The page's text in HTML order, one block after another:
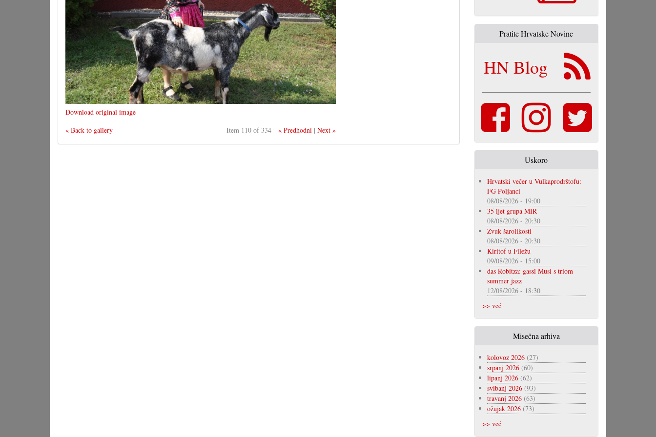
Download original image
« Back to gallery
Item 110 of 334 « Predhodni |Next »
Pratite Hrvatske Novine
HN Blog
Uskoro
Hrvatski večer u Vulkaprodrštofu:
FG Poljanci
08/08/2026 - 19:00
35 ljet grupa MIR
08/08/2026 - 20:30
Zvuk šarolikosti
08/08/2026 - 20:30
Kiritof u Filežu
09/08/2026 - 15:00
das Robitza: gassl Musi s triom
summer jazz
12/08/2026 - 18:30
>> već
Misečna arhiva
kolovoz 2026(27)
srpanj 2026(60)
lipanj 2026(62)
svibanj 2026(93)
travanj 2026(63)
ožujak 2026(73)
>> već